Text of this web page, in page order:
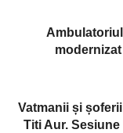
Vatmanii și
Titi Aur.